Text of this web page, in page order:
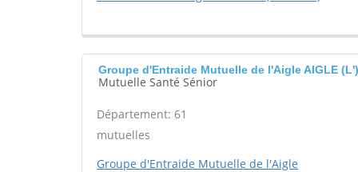
Groupe d'Entraide Mutuelle de l'Aigle AIGLE (L')
Mutuelle Santé Sénior
Département: 61
mutuelles
Groupe d'Entraide Mutuelle de l'Aigle